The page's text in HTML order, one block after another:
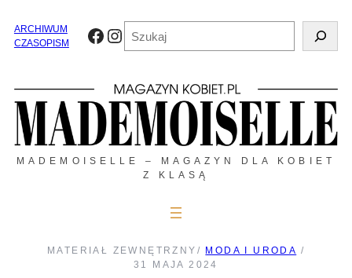
treściARCHIWUM
CZASOPISM
Facebook
Instagram
MADEMOISELLE – MAGAZYN DLA KOBIET
Z KLASĄ
MATERIAŁ ZEWNĘTRZNY / MODA I URODA /
31 MAJA 2024